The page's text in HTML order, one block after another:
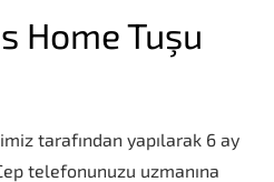
Home Tuşu
tarafından yapılarak 6 ay
telefonunuzu uzmanına